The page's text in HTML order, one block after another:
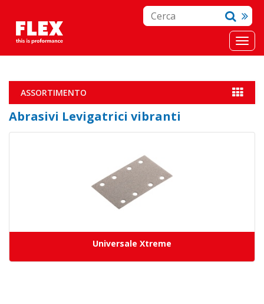
ASSORTIMENTO
Abrasivi Levigatrici vibranti
Universale Xtreme